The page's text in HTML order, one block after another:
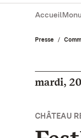
Accueil
Presse
mardi,
CHÂTEAU